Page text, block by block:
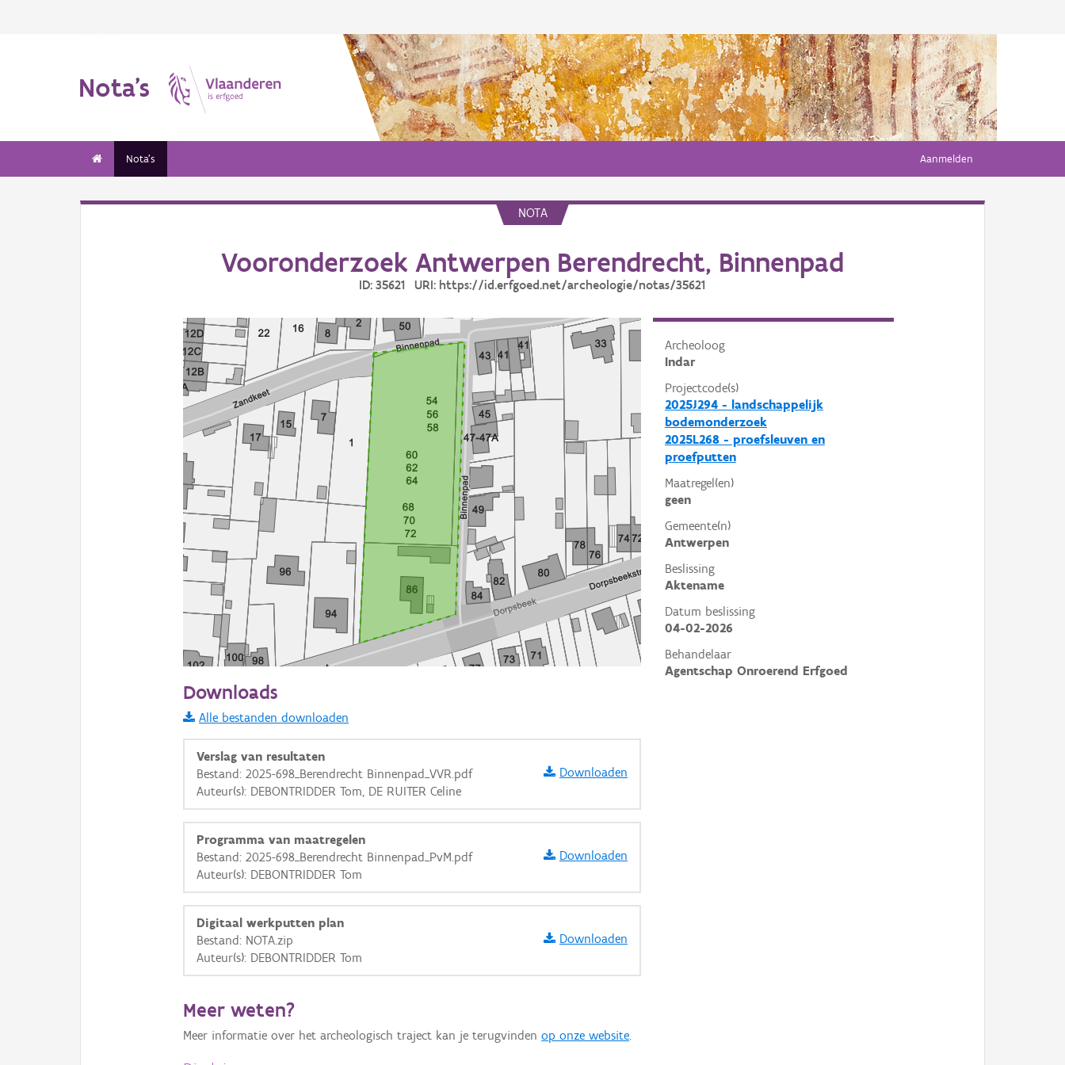
Nota's
Nota's Aanmelden
NOTA
Vooronderzoek Antwerpen Berendrecht, Binnenpad
ID: 35621 URI: https://id.erfgoed.net/archeologie/notas/35621
Archeoloog
Indar
Projectcode(s)
2025J294 - landschappelijk
bodemonderzoek
2025L268 - proefsleuven en
proefputten
Maatregel(en)
geen
Gemeente(n)
Antwerpen
Beslissing
Aktename
Datum beslissing
04-02-2026
Behandelaar
Agentschap Onroerend Erfgoed
Informatie Vlaanderen
i
+ −
OSM-Basiskaart
Ortho
Downloads
Alle bestanden downloaden
Verslag van resultaten
Bestand: 2025-698_Berendrecht Binnenpad_VVR.pdf
Auteur(s): DEBONTRIDDER Tom, DE RUITER Celine
Downloaden
Programma van maatregelen
Bestand: 2025-698_Berendrecht Binnenpad_PvM.pdf
Auteur(s): DEBONTRIDDER Tom
Downloaden
Digitaal werkputten plan
Bestand: NOTA.zip
Auteur(s): DEBONTRIDDER Tom
Downloaden
Meer weten?
Meer informatie over het archeologisch traject kan je terugvindenop onze website.